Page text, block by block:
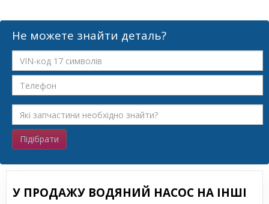
Не можете знайти деталь?
Підібрати
У ПРОДАЖУ ВОДЯНИЙ НАСОС НА ІНШІ